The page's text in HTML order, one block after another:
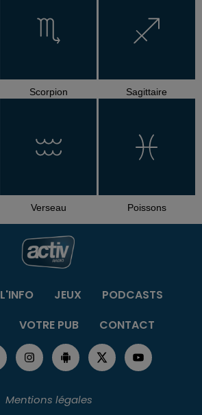
Scorpion Sagittaire
Verseau Poissons
L'INFO JEUX
PODCASTS
VOTRE PUB CONTACT
Mentions légales